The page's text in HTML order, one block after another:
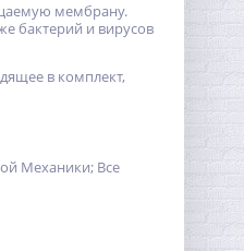
мембрану.
бактерий и вирусов
в комплект,
Механики; Все